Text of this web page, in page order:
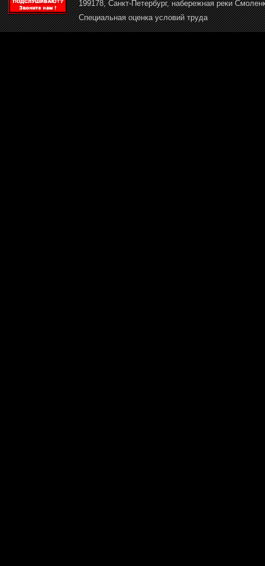
199178, Санкт-Петербург, набережная реки
Специальная оценка условий труда